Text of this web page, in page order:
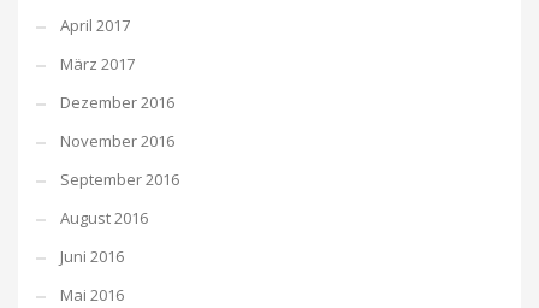
April 2017
März 2017
Dezember 2016
November 2016
September 2016
August 2016
Juni 2016
Mai 2016